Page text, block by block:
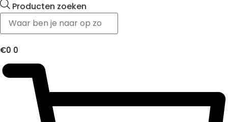
Producten zoeken
€0 0